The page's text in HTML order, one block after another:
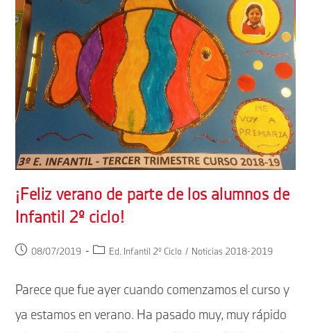
¡Feliz verano de parte de los alumnos de
Infantil 2º ciclo!
Publicación
entrada:
08/07/2019
Categoría
entrada:
Ed. Infantil 2º Ciclo / Noticias 2018-2019
Parece que fue ayer cuando comenzamos el curso y
ya estamos en verano. Ha pasado muy, muy rápido